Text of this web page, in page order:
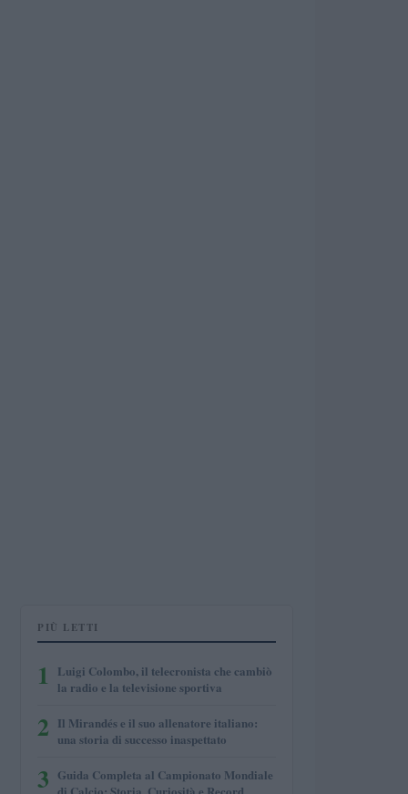
PIÙ LETTI
1
Luigi Colombo, il telecronista che cambiò
la radio e la televisione sportiva
2 Il Mirandés e il suo allenatore italiano:
una storia di successo inaspettato
3 Guida Completa al Campionato Mondiale